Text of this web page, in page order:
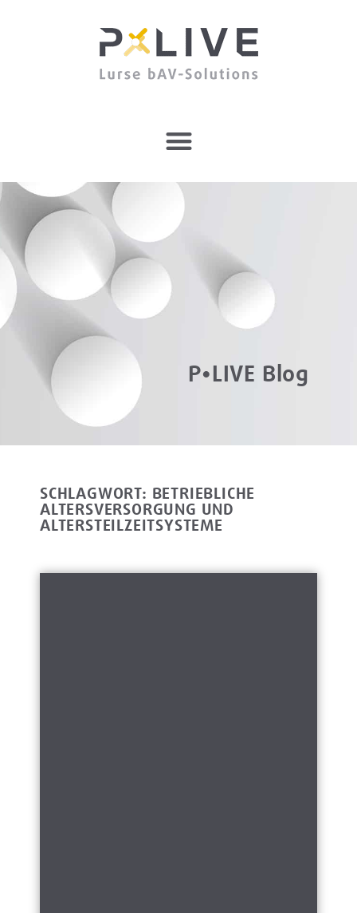
P•LIVE Blog
SCHLAGWORT: BETRIEBLICHE
ALTERSVERSORGUNG UND
ALTERSTEILZEITSYSTEME